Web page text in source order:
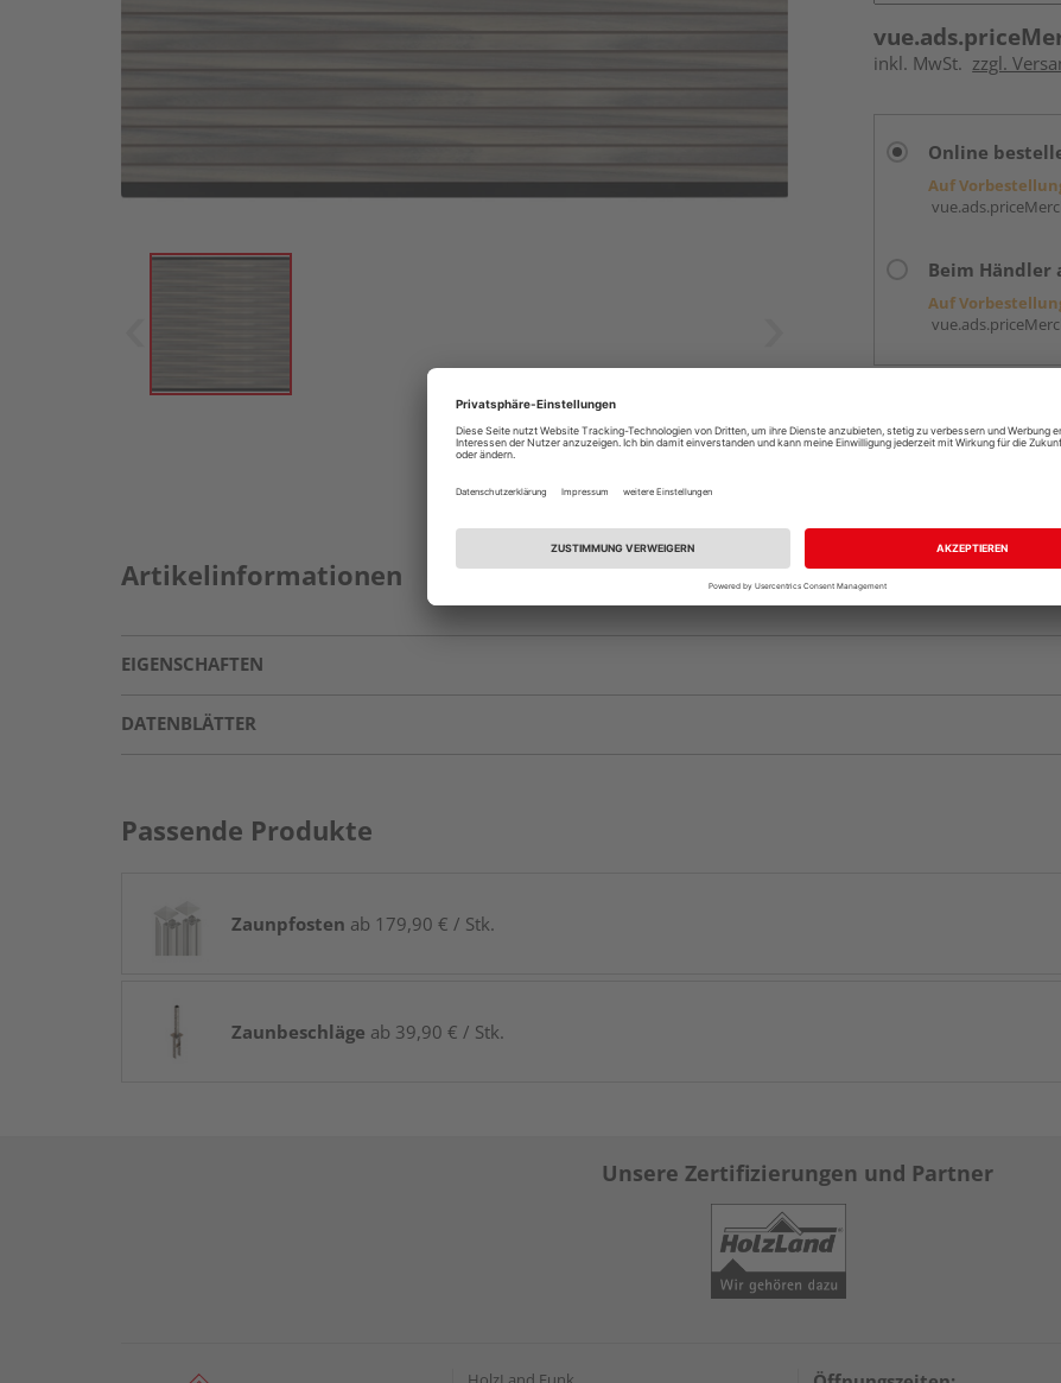
inkl. MwSt. zzgl.
Online
Auf
Beim Händler
Auf
Artikelinformationen
EIGENSCHAFTEN
DATENBLÄTTER
Passende Produkte
Zaunpfosten ab 179,90 € / Stk.
Zaunbeschläge ab 39,90 € / Stk.
Unsere Zertifizierungen und Partner